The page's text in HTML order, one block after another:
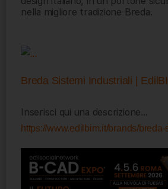
nella migliore tradizione Breda.
Breda Sistemi Industriali |
Inserisci qui una descrizione…
https://www.edilbim.it/brands/